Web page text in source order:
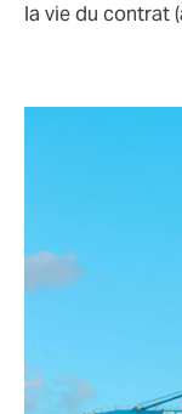
la vie du contrat